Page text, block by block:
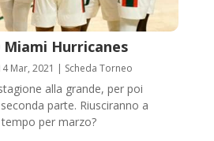
Miami Hurricanes
Mar, 2021 | Scheda Torneo
alla grande, per poi
parte. Riusciranno a
per marzo?